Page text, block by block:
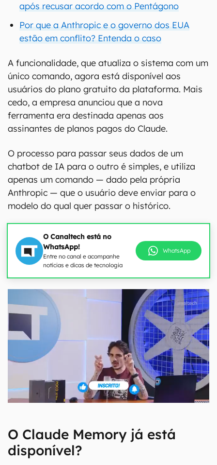
após recusar acordo com o Pentágono
Por que a Anthropic e o governo dos EUA
estão em conflito? Entenda o caso
A funcionalidade, que atualiza o sistema com um
único comando, agora está disponível aos
usuários do plano gratuito da plataforma. Mais
cedo, a empresa anunciou que a nova
ferramenta era destinada apenas aos
assinantes de planos pagos do Claude.
O processo para passar seus dados de um
chatbot de IA para o outro é simples, e utiliza
apenas um comando — dado pela própria
Anthropic — que o usuário deve enviar para o
modelo do qual quer passar o histórico.
O Canaltech está no
WhatsApp!
Entre no canal e acompanhe
notícias e dicas de tecnologia
WhatsApp
O Claude Memory já está
disponível?